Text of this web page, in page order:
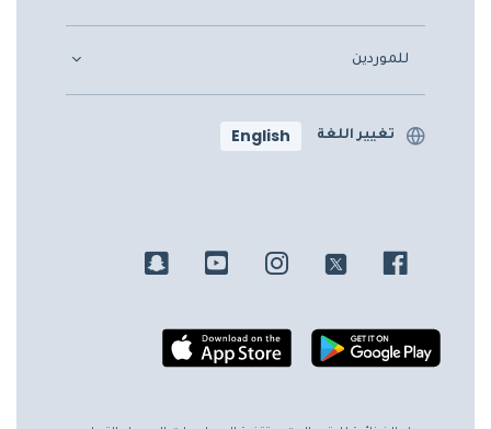
للموردين
تغيير اللغة English